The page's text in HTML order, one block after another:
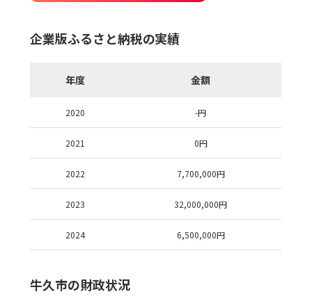
企業版ふるさと納税の実績
年度 金額
2020 -円
2021 0円
2022 7,700,000円
2023 32,000,000円
2024 6,500,000円
牛久市の財政状況